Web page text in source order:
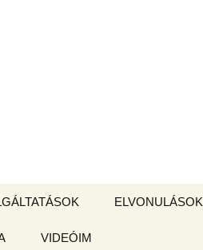
BOLT
ELVONULÁSOK
VIDEÓIM